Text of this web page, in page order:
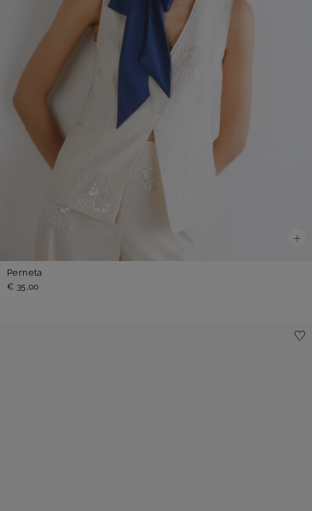
Perneta
€ 35,00